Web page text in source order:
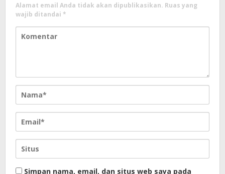
Alamat email Anda tidak akan dipublikasikan. Ruas yang
wajib ditandai *
Simpan nama, email, dan situs web saya pada